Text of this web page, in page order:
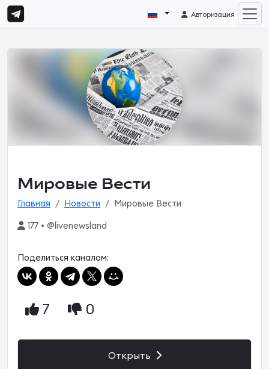
Авторизация
Мировые Вести
Главная Новости Мировые Вести
177 • @livenewsland
Поделиться каналом:
7 0
Открыть